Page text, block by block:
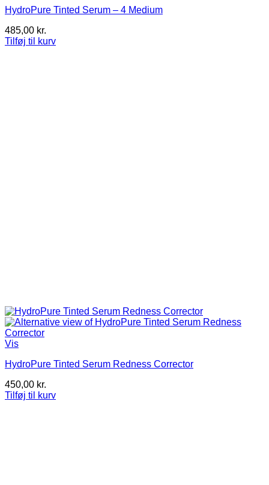
HydroPure Tinted Serum – 4 Medium
485,00 kr.
Tilføj til kurv
Vis
HydroPure Tinted Serum Redness Corrector
450,00 kr.
Tilføj til kurv